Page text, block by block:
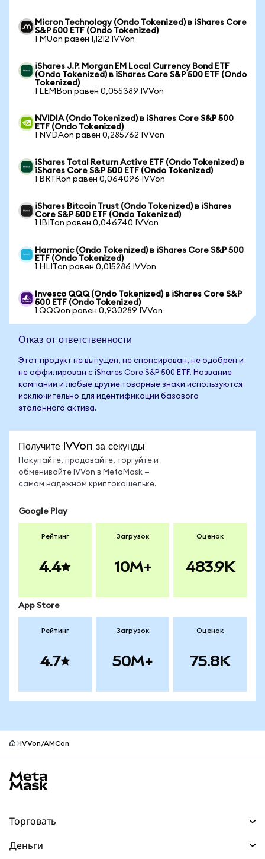
Micron Technology (Ondo Tokenized) в iShares Core
S&P 500 ETF (Ondo Tokenized)
1 MUon равен 1,1212 IVVon
iShares J.P. Morgan EM Local Currency Bond ETF
(Ondo Tokenized) в iShares Core S&P 500 ETF (Ondo
Tokenized)
1 LEMBon равен 0,055389 IVVon
NVIDIA (Ondo Tokenized) в iShares Core S&P 500
ETF (Ondo Tokenized)
1 NVDAon равен 0,285762 IVVon
iShares Total Return Active ETF (Ondo Tokenized) в
iShares Core S&P 500 ETF (Ondo Tokenized)
1 BRTRon равен 0,064096 IVVon
iShares Bitcoin Trust (Ondo Tokenized) в iShares
Core S&P 500 ETF (Ondo Tokenized)
1 IBITon равен 0,046740 IVVon
Harmonic (Ondo Tokenized) в iShares Core S&P 500
ETF (Ondo Tokenized)
1 HLITon равен 0,015286 IVVon
Invesco QQQ (Ondo Tokenized) в iShares Core S&P
500 ETF (Ondo Tokenized)
1 QQQon равен 0,930289 IVVon
Отказ от ответственности
Этот продукт не выпущен, не спонсирован, не одобрен и
не аффилирован с iShares Core S&P 500 ETF. Название
компании и любые другие товарные знаки используются
исключительно для идентификации базового
эталонного актива.
Получите IVVon за секунды
Покупайте, продавайте, торгуйте и
обменивайте IVVon в MetaMask —
самом надёжном криптокошельке.
Google Play
Рейтинг
4.4
Загрузок
10M+
Оценок
483.9K
App Store
Рейтинг
4.7
Загрузок
50M+
Оценок
75.8K
IVVon/AMCon
Торговать
Деньги